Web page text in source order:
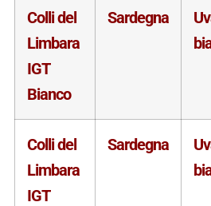
Colli del
Limbara
IGT
Bianco
Sardegna
Colli del
Limbara
IGT
Sardegna